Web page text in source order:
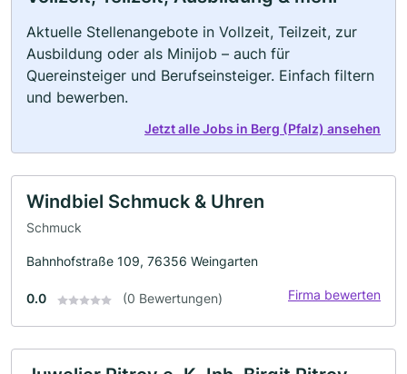
Aktuelle Stellenangebote in Vollzeit, Teilzeit, zur
Ausbildung oder als Minijob – auch für
Quereinsteiger und Berufseinsteiger. Einfach filtern
und bewerben.
Jetzt alle Jobs in Berg (Pfalz) ansehen
Windbiel Schmuck & Uhren
Schmuck
Bahnhofstraße 109, 76356 Weingarten
0.0 (0 Bewertungen) Firma bewerten